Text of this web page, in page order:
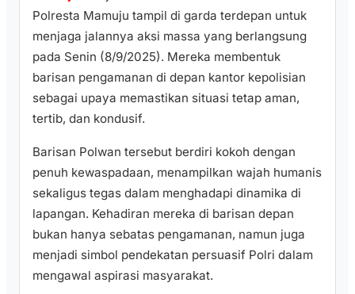
Polresta Mamuju tampil di garda terdepan untuk
menjaga jalannya aksi massa yang berlangsung
pada Senin (8/9/2025). Mereka membentuk
barisan pengamanan di depan kantor kepolisian
sebagai upaya memastikan situasi tetap aman,
tertib, dan kondusif.
Barisan Polwan tersebut berdiri kokoh dengan
penuh kewaspadaan, menampilkan wajah humanis
sekaligus tegas dalam menghadapi dinamika di
lapangan. Kehadiran mereka di barisan depan
bukan hanya sebatas pengamanan, namun juga
menjadi simbol pendekatan persuasif Polri dalam
mengawal aspirasi masyarakat.